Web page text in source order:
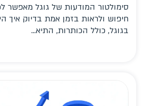
סימולטור המודעות של גוגל מאפשר
חיפוש ולראות בזמן אמת בדיוק איך
בגוגל, כולל הכותרות, התיא...